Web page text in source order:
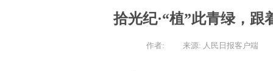
拾光纪·“植”此青绿，跟
作者: 来源: 人民日报客户端